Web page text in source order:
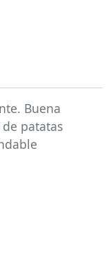
Buena
patatas